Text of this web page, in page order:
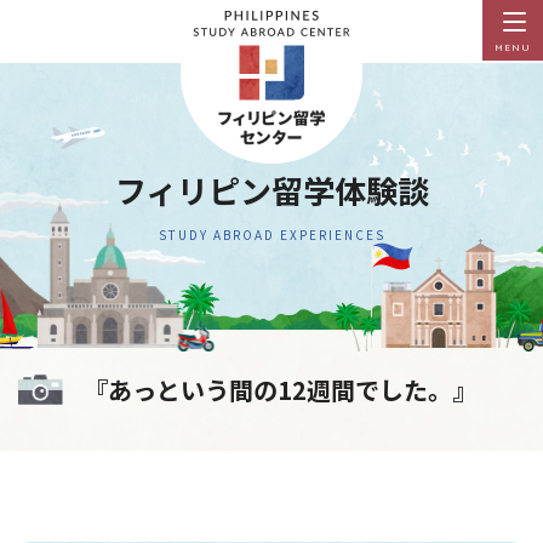
MENU
フィリピン留学体験談
STUDY ABROAD EXPERIENCES
『あっという間の12週間でした。』